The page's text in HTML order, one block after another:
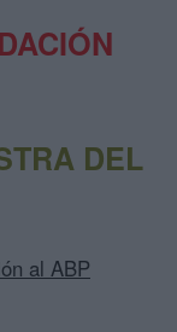
DEL
al ABP